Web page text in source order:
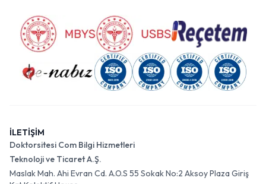
İLETİŞİM
Doktorsitesi Com Bilgi Hizmetleri
Teknoloji ve Ticaret A.Ş.
Maslak Mah. Ahi Evran Cd. A.O.S 55 Sokak No:2 Aksoy Plaza Giriş